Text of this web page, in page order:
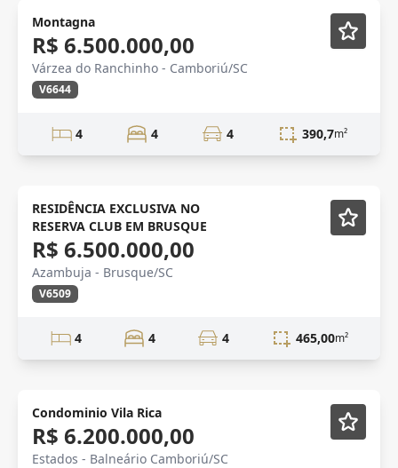
Lançamento
Montagna
R$ 6.500.000,00
Várzea do Ranchinho - Camboriú/SC
V6644
4 4 4 390,7m²
VENDA Mobiliado
RESIDÊNCIA EXCLUSIVA NO
RESERVA CLUB EM BRUSQUE
R$ 6.500.000,00
Azambuja - Brusque/SC
V6509
4 4 4 465,00m²
Novidade
Condominio Vila Rica
R$ 6.200.000,00
Estados - Balneário Camboriú/SC